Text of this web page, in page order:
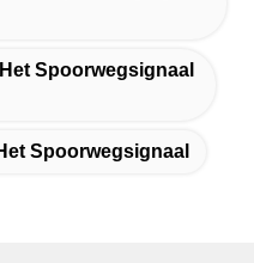
Spoorwegsignaal
Spoorwegsignaal